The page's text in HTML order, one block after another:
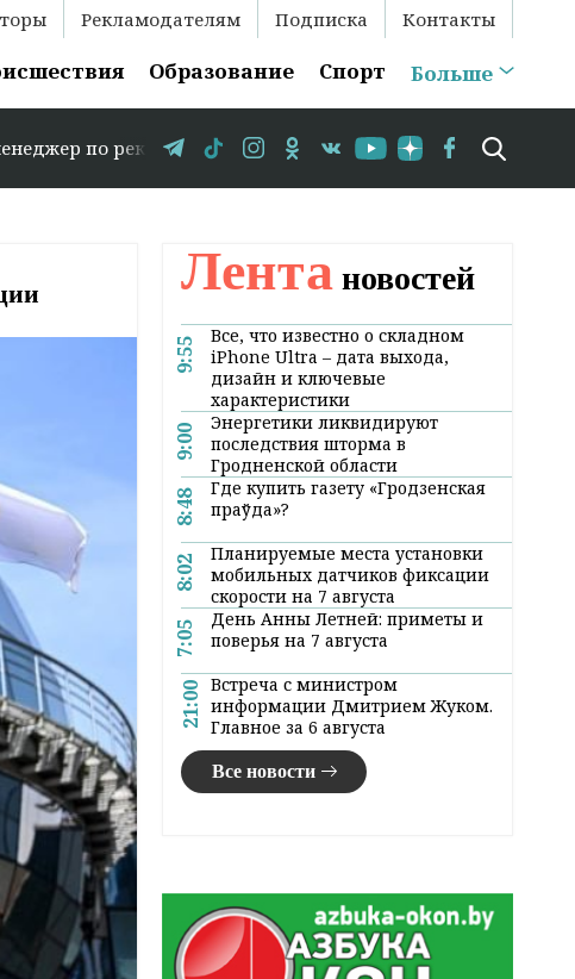
Рекламодателям Подписка Контакты
Образование Спорт Больше
рекламе: +375 29 583-35-86 // В Гродно временно
Лента новостей
9:55
Все, что известно о складном
iPhone Ultra – дата выхода,
дизайн и ключевые
характеристики
9:00
Энергетики ликвидируют
последствия шторма в
Гродненской области
8:48
Где купить газету «Гродзенская
праўда»?
8:02
Планируемые места установки
мобильных датчиков фиксации
скорости на 7 августа
7:05
День Анны Летней: приметы и
поверья на 7 августа
21:00 Встреча с министром
информации Дмитрием Жуком.
Главное за 6 августа
Все новости